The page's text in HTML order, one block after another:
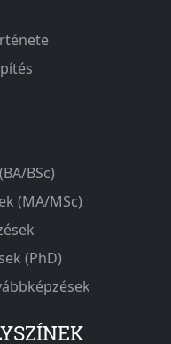
BSc)
(MA/MSc)
(PhD)